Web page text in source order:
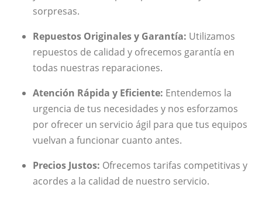
sorpresas.
Repuestos Originales y Garantía: Utilizamos
repuestos de calidad y ofrecemos garantía en
todas nuestras reparaciones.
Atención Rápida y Eficiente: Entendemos la
urgencia de tus necesidades y nos esforzamos
por ofrecer un servicio ágil para que tus equipos
vuelvan a funcionar cuanto antes.
Precios Justos: Ofrecemos tarifas competitivas y
acordes a la calidad de nuestro servicio.